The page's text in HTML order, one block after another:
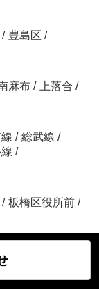
/ 豊島区 /
麻布 / 上落合 /
/ 総武線 /
/
/ 板橋区役所前 /